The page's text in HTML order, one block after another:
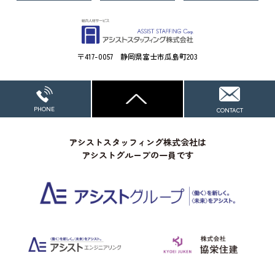
〒417-0057 静岡県富士市瓜島町203
アシストスタッフィング株式会社は
アシストグループの一員です